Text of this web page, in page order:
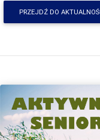
PRZEJDŹ DO